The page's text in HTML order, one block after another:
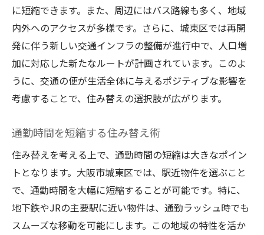
に短縮できます。また、周辺にはバス路線も多く、地域
内外へのアクセスが多様です。さらに、城東区では再開
発に伴う新しい交通インフラの整備が進行中で、人口増
加に対応した新たなルートが計画されています。このよ
うに、交通の便が生活全体に与えるポジティブな影響を
考慮することで、住み替えの選択肢が広がります。
通勤時間を短縮する住み替え術
住み替えを考える上で、通勤時間の短縮は大きなポイン
トとなります。大阪市城東区では、駅近物件を選ぶこと
で、通勤時間を大幅に短縮することが可能です。特に、
地下鉄やJRの主要駅に近い物件は、通勤ラッシュ時でも
スムーズな移動を可能にします。この地域の特性を活か